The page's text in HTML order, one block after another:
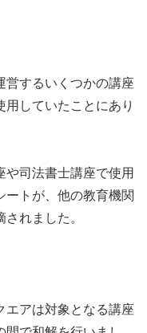
営するいくつかの講座
していたことにあり
司法書士講座で使用
ートが、他の教育機関
れました。
エアは対象となる講座